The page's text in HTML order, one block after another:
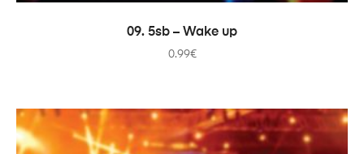
AJOUTER AU PANIER
09. 5sb – Wake up
0.99€